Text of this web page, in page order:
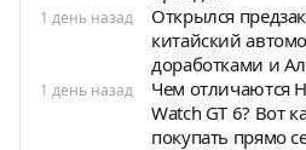
1 день назад
Открылся
китайский
доработками и
1 день назад
Чем отличаются
Watch GT 6? Вот
покупать прямо